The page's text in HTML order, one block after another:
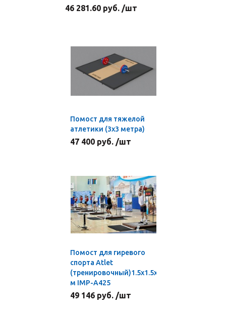
46 281.60 руб. /шт
Помост для тяжелой
атлетики (3х3 метра)
47 400 руб. /шт
Помост для гиревого
спорта Atlet
(тренировочный)1.5х1.5х0.1
м IMP-A425
49 146 руб. /шт